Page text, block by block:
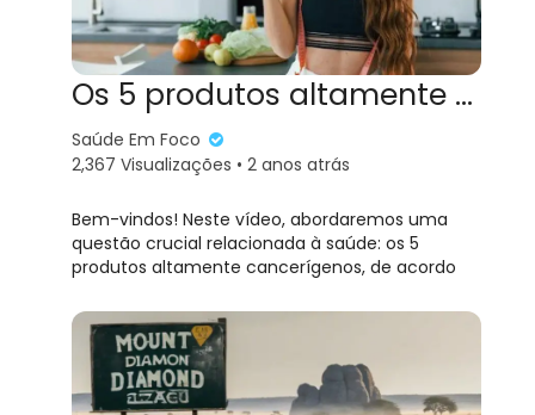
Os 5 produtos altamente cancerígenos de acordo com a Organização Mundial da Saúde
Saúde Em Foco
2,367 Visualizações • 2 anos atrás
Bem-vindos! Neste vídeo, abordaremos uma
questão crucial relacionada à saúde: os 5
produtos altamente cancerígenos, de acordo
É importante conhecer e compreender os riscos
que esses produtos representam para o nosso
organismo.